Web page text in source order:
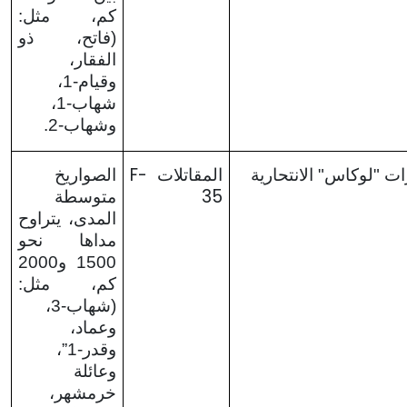
كم، مثل:
(فاتح، ذو
الفقار،
وقيام-1،
شهاب-1،
وشهاب-2.
"لوكاس" الانتحارية المقاتلات
F-
35
الصواريخ
متوسطة
المدى، يتراوح
مداها نحو
1500 و2000
كم، مثل:
(شهاب-3،
وعماد،
وقدر-1”،
وعائلة
خرمشهر،